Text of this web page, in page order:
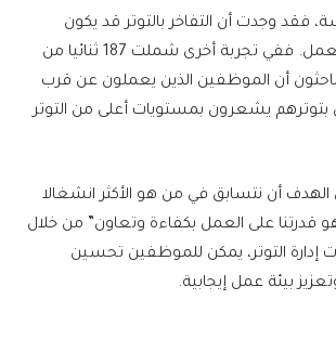
فقد وجدت أن التفاخر بالتوتر قد يكون
“مُعديا” في بيئة العمل. ففي تجربة أخرى شملت 187 ثنائيا من
أن الموظفين الذين يعملون عن قرب
بتوترهم يشعرون بمستويات أعلى من التوتر
أن نتسابق في من هو الأكثر انشغالا
هو قدرتنا على العمل بكفاءة وتعاون” من خلال
إدارة التوتر، يمكن للموظفين تحسين
بيئة عمل إيجابية.